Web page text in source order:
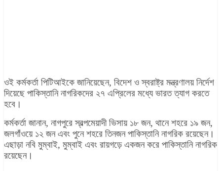
ওই কর্মকর্তা পিটিআইকে জানিয়েছেন, বিদেশ ও স্বরাষ্ট্র মন্ত্রণালয় নির্দেশ
দিয়েছে পাকিস্তানি নাগরিকদের ২৭ এপ্রিলের মধ্যে ভারত ত্যাগ করতে
হবে।
কর্মকর্তা জানান, নাগপুরে স্বল্পমেয়াদী ভিসায় ১৮ জন, থানে শহরে ১৯ জন,
জলগাঁওয়ে ১২ জন এবং পুনে শহরে তিনজন পাকিস্তানি নাগরিক রয়েছেন।
এছাড়া নবি মুম্বাই, মুম্বাই এবং রায়গড়ে একজন করে পাকিস্তানি নাগরিক
রয়েছেন।